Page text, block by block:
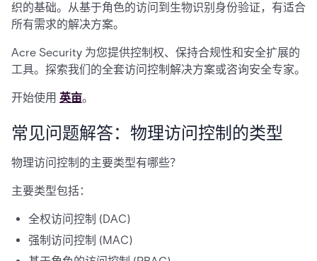
织的基础。从基于角色的访问到生物识别身份验证，有适合
所有需求的解决方案。
Acre Security 为您提供控制权、保持合规性和安全扩展的
工具。探索我们的全套访问控制解决方案或咨询安全专家。
开始使用 英亩。
常见问题解答：物理访问控制的类型
物理访问控制的主要类型有哪些？
主要类型包括：
全权访问控制 (DAC)
强制访问控制 (MAC)